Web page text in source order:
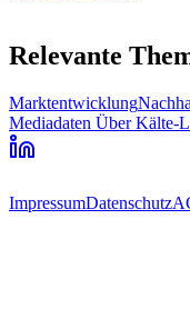
Relevante
Marktentwicklung
Mediadaten Über Kälte-
ImpressumDatenschutz